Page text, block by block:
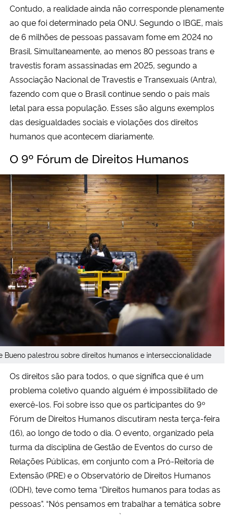
Contudo, a realidade ainda não corresponde plenamente
ao que foi determinado pela ONU. Segundo o IBGE, mais
de 6 milhões de pessoas passavam fome em 2024 no
Brasil. Simultaneamente, ao menos 80 pessoas trans e
travestis foram assassinadas em 2025, segundo a
Associação Nacional de Travestis e Transexuais (Antra),
fazendo com que o Brasil continue sendo o país mais
letal para essa população. Esses são alguns exemplos
das desigualdades sociais e violações dos direitos
humanos que acontecem diariamente.
O 9º Fórum de Direitos Humanos
Bueno palestrou sobre direitos humanos e interseccionalidade
Os direitos são para todos, o que significa que é um
problema coletivo quando alguém é impossibilitado de
exercê-los. Foi sobre isso que os participantes do 9º
Fórum de Direitos Humanos discutiram nesta terça-feira
(16), ao longo de todo o dia. O evento, organizado pela
turma da disciplina de Gestão de Eventos do curso de
Relações Públicas, em conjunto com a Pró-Reitoria de
Extensão (PRE) e o Observatório de Direitos Humanos
(ODH), teve como tema “Direitos humanos para todas as
pessoas”. “Nós pensamos em trabalhar a temática sobre